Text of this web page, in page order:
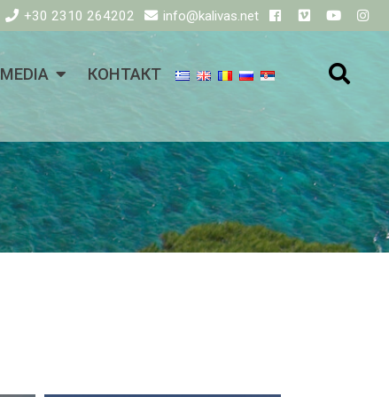
+30 2310 264202 info@kalivas.net
MEDIA КОНТАКТ